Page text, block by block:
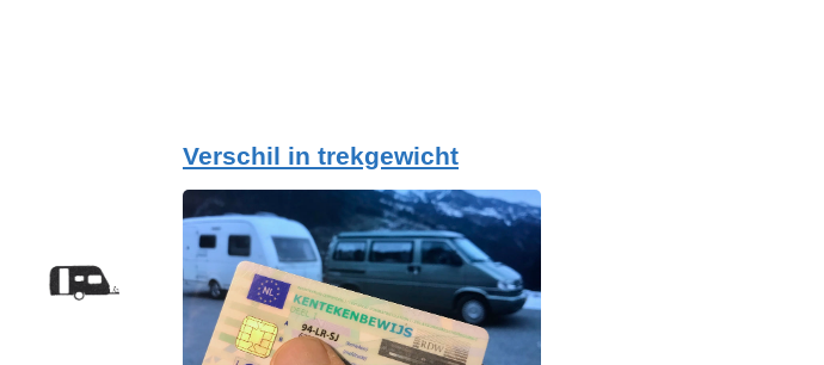
Verschil in trekgewicht